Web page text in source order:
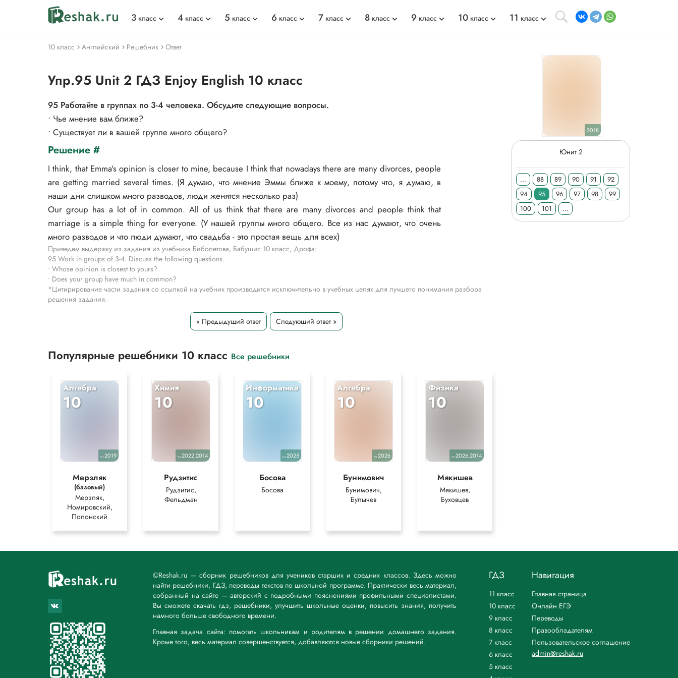
3 класс 4 класс 5 класс 6 класс 7 класс 8 класс 9 класс 10 класс 11 класс
10 класс Английский Решебник Ответ
Упр.95 Unit 2 ГДЗ Enjoy English 10 класс
95 Работайте в группах по 3-4 человека. Обсудите следующие вопросы.
• Чье мнение вам ближе?
• Существует ли в вашей группе много общего?
Решение #
I think, that Emma's opinion is closer to mine, because I think that nowadays there are many divorces, people
are getting married several times. (Я думаю, что мнение Эммы ближе к моему, потому что, я думаю, в
наши дни слишком много разводов, люди женятся несколько раз)
Our group has a lot of in common. All of us think that there are many divorces and people think that
marriage is a simple thing for everyone. (У нашей группы много общего. Все из нас думают, что очень
много разводов и что люди думают, что свадьба - это простая вещь для всех)
Приведем выдержку из задания из учебника Биболетова, Бабушис 10 класс, Дрофа:
95 Work in groups of 3-4. Discuss the following questions.
• Whose opinion is closest to yours?
• Does your group have much in common?
*Цитирирование части задания со ссылкой на учебник производится исключительно в учебных целях для лучшего понимания разбора
решения задания.
« Предыдущий ответ Следующий ответ »
Популярные решебники 10 класс Все решебники
Алгебра
10
уч.2019
Мерзляк
(базовый)
Мерзляк,
Номировский,
Полонский
Химия
10
уч.2022,2014
Рудзитис
Рудзитис,
Фельдман
Информатика
10
уч.2025
Босова
Босова
Алгебра
10
уч.2026
Бунимович
Бунимович,
Булычев
Физика
10
уч.2026,2014
Мякишев
Мякишев,
Буховцев
2018
Юнит 2
... 88 89 90 91
92
94
95 96 97 98
99
100
101 ...
©Reshak.ru — сборник решебников для учеников старших и средних классов. Здесь можно
найти решебники, ГДЗ, переводы текстов по школьной программе. Практически весь материал,
собранный на сайте — авторский с подробными пояснениями профильными специалистами.
Вы сможете скачать гдз, решебники, улучшить школьные оценки, повысить знания, получить
намного больше свободного времени.
Главная задача сайта: помогать школьникам и родителям в решении домашнего задания.
Кроме того, весь материал совершенствуется, добавляются новые сборники решений.
ГДЗ
11 класс
10 класс
9 класс
8 класс
7 класс
6 класс
5 класс
Навигация
Главная страница
Онлайн ЕГЭ
Переводы
Правообладателям
Пользовательское соглашение
admin@reshak.ru